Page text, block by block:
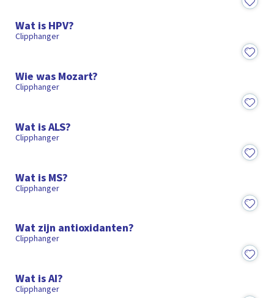
Wat is HPV?
Clipphanger
Wie was Mozart?
Clipphanger
Wat is ALS?
Clipphanger
Wat is MS?
Clipphanger
Wat zijn antioxidanten?
Clipphanger
Wat is AI?
Clipphanger